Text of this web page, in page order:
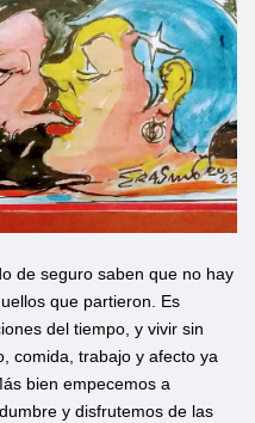
de seguro saben que no hay
que partieron. Es
del tiempo, y vivir sin
comida, trabajo y afecto ya
bien empecemos a
y disfrutemos de las